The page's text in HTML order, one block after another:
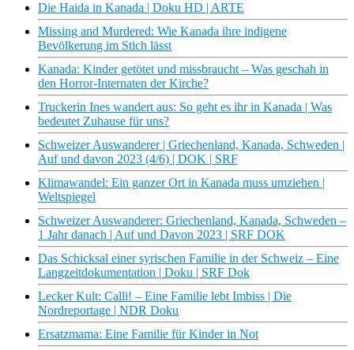
Die Haida in Kanada | Doku HD | ARTE
Missing and Murdered: Wie Kanada ihre indigene
Bevölkerung im Stich lässt
Kanada: Kinder getötet und missbraucht – Was geschah in
den Horror-Internaten der Kirche?
Truckerin Ines wandert aus: So geht es ihr in Kanada | Was
bedeutet Zuhause für uns?
Schweizer Auswanderer | Griechenland, Kanada, Schweden |
Auf und davon 2023 (4/6) | DOK | SRF
Klimawandel: Ein ganzer Ort in Kanada muss umziehen |
Weltspiegel
Schweizer Auswanderer: Griechenland, Kanada, Schweden –
1 Jahr danach | Auf und Davon 2023 | SRF DOK
Das Schicksal einer syrischen Familie in der Schweiz – Eine
Langzeitdokumentation | Doku | SRF Dok
Lecker Kult: Calli! – Eine Familie lebt Imbiss | Die
Nordreportage | NDR Doku
Ersatzmama: Eine Familie für Kinder in Not